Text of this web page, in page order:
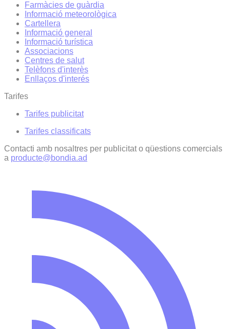
Farmàcies de guàrdia
Informació meteorològica
Cartellera
Informació general
Informació turística
Associacions
Centres de salut
Telèfons d'interès
Enllaços d'interés
Tarifes
Tarifes publicitat
Tarifes classificats
Contacti amb nosaltres per publicitat o qüestions comercials
a producte@bondia.ad